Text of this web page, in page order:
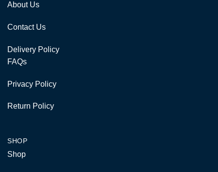
About Us
Contact Us
Delivery Policy
FAQs
Privacy Policy
Return Policy
SHOP
Shop